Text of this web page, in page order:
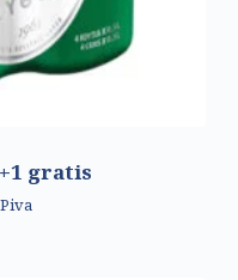
gratis
Piva